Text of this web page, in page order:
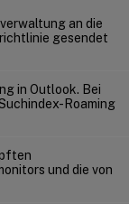
an die
gesendet
in Outlook. Bei
Roaming
und die von